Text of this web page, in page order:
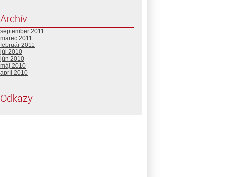
Archív
september 2011
marec 2011
február 2011
júl 2010
jún 2010
máj 2010
apríl 2010
Odkazy